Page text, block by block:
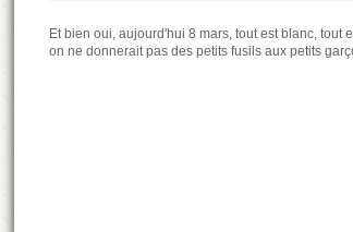
Et bien oui, aujourd'hui 8 mars, tout est blanc, tout
on ne donnerait pas des petits fusils aux petits